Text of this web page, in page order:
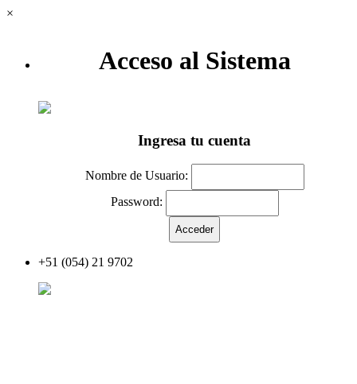
×
Acceso al Sistema
Ingresa tu cuenta
Nombre de Usuario:
Password:
+51 (054) 21 9702